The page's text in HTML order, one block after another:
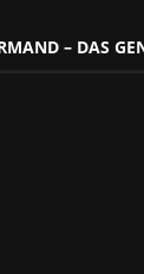
– DAS